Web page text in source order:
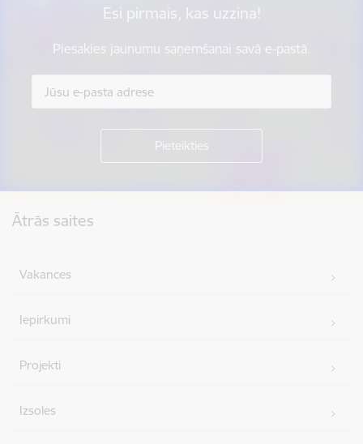
Esi pirmais, kas uzzina!
Piesakies jaunumu saņemšanai savā e-pastā.
Ātrās saites
Vakances
Iepirkumi
Projekti
Izsoles